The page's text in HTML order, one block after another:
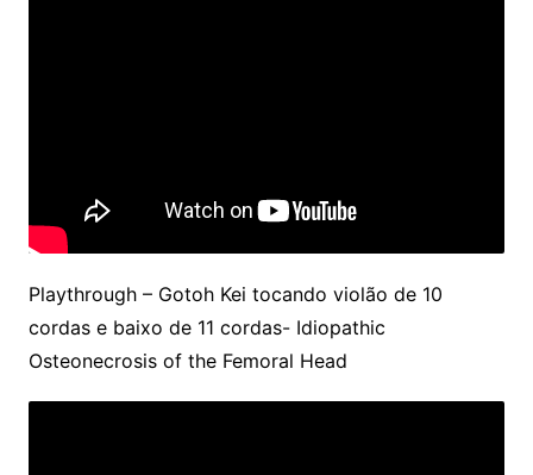
Playthrough – Gotoh Kei tocando violão de 10
cordas e baixo de 11 cordas- Idiopathic
Osteonecrosis of the Femoral Head